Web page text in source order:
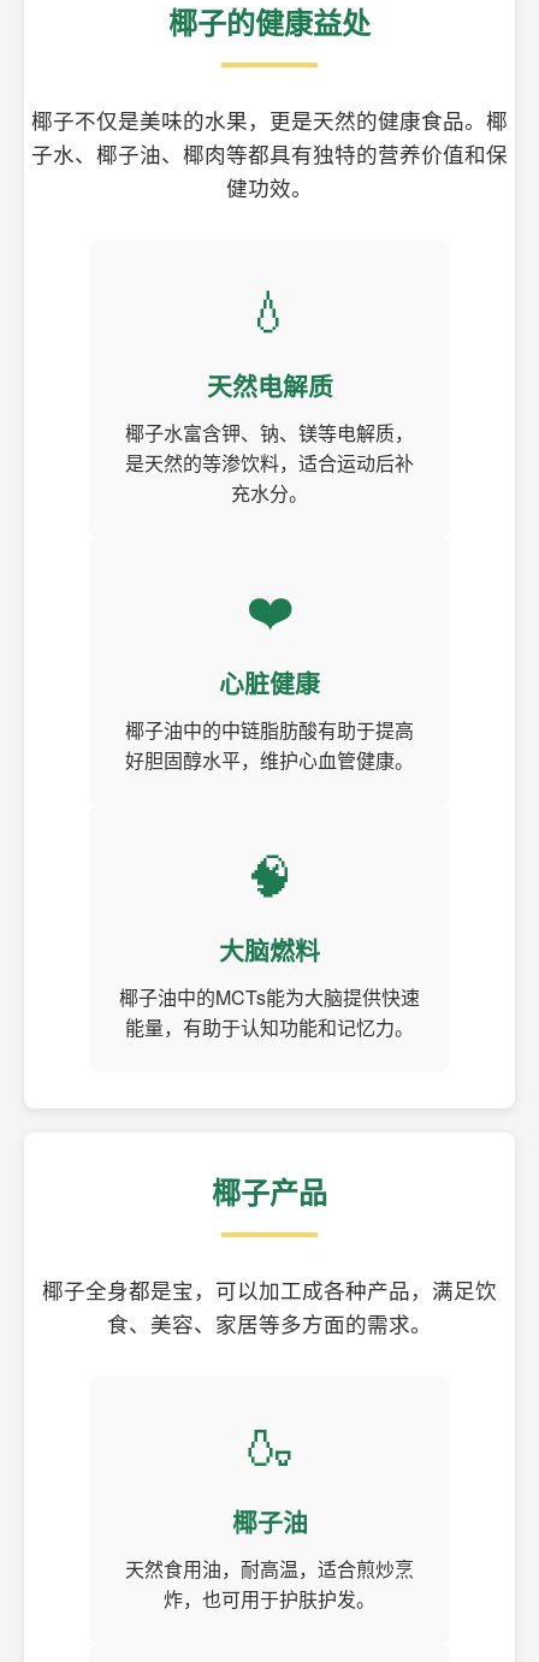
椰子的健康益处
椰子不仅是美味的水果，更是天然的健康食品。椰
子水、椰子油、椰肉等都具有独特的营养价值和保
健功效。
💧
天然电解质
椰子水富含钾、钠、镁等电解质，
是天然的等渗饮料，适合运动后补
充水分。
❤️
心脏健康
椰子油中的中链脂肪酸有助于提高
好胆固醇水平，维护心血管健康。
🧠
大脑燃料
椰子油中的MCTs能为大脑提供快速
能量，有助于认知功能和记忆力。
椰子产品
椰子全身都是宝，可以加工成各种产品，满足饮
食、美容、家居等多方面的需求。
🍶
椰子油
天然食用油，耐高温，适合煎炒烹
炸，也可用于护肤护发。